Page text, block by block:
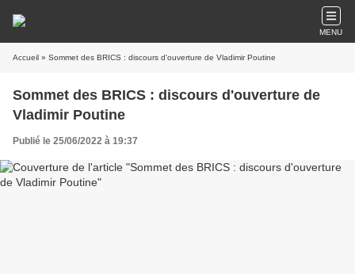
MENU
Accueil » Sommet des BRICS : discours d'ouverture de Vladimir Poutine
Sommet des BRICS : discours d'ouverture de
Vladimir Poutine
Publié le 25/06/2022 à 19:37